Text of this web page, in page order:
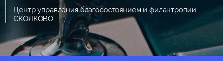
Центр управления благосостоянием и филантропии
СКОЛКОВО